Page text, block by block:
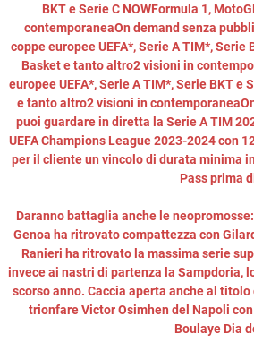
BKT e Serie C NOWFormula 1,
contemporaneaOn demand senza
coppe europee UEFA*, Serie A TIM*, Serie
Basket e tanto altro2 visioni in
europee UEFA*, Serie A TIM*, Serie BKT e
e tanto altro2 visioni in
puoi guardare in diretta la Serie A TIM
UEFA Champions League 2023-2024 con
per il cliente un vincolo di durata minima
Pass prima
Daranno battaglia anche le
Genoa ha ritrovato compattezza con
Ranieri ha ritrovato la massima serie
invece ai nastri di partenza la Sampdoria,
scorso anno. Caccia aperta anche al
trionfare Victor Osimhen del Napoli
Boulaye Dia